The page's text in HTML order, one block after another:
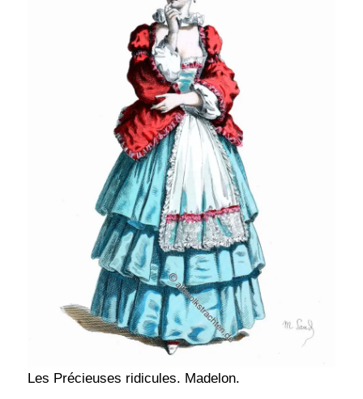
Les Précieuses ridicules. Madelon.